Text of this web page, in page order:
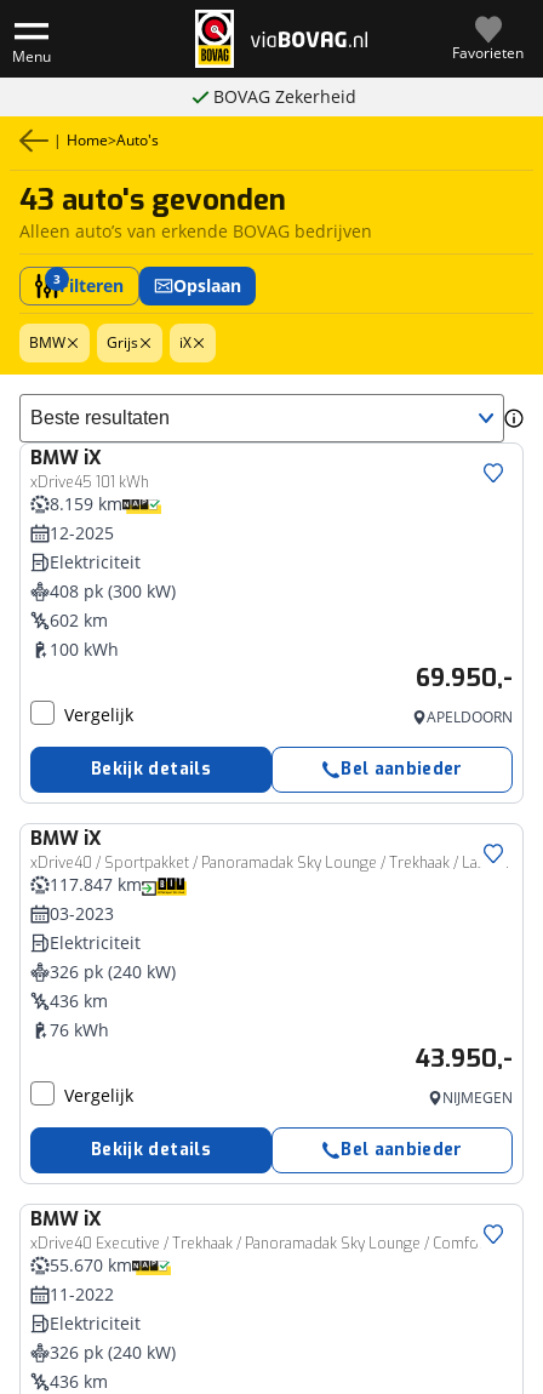
Menu Favorieten
BOVAG Zekerheid
| Home>Auto's
43 auto's gevonden
Alleen auto’s van erkende BOVAG bedrijven
3Filteren Opslaan
BMW Grijs iX
Sorteer resultaten
BMW iX
xDrive45 101 kWh
8.159 km
12-2025
Elektriciteit
408 pk (300 kW)
602 km
100 kWh
69.950,-
Vergelijk APELDOORN
Bekijk details Bel aanbieder
BMW iX
xDrive40 / Sportpakket / Panoramadak Sky Lounge / Trekhaak / Laserlight / Soft-Close / Parking Assistant Professional / Comfort Access
117.847 km
03-2023
Elektriciteit
326 pk (240 kW)
436 km
76 kWh
43.950,-
Vergelijk NIJMEGEN
Bekijk details Bel aanbieder
BMW iX
xDrive40 Executive / Trekhaak / Panoramadak Sky Lounge / Comfort Access / Stoelventilatie / Laserlight / Harman Kardon / Parking Assistant Plus
55.670 km
11-2022
Elektriciteit
326 pk (240 kW)
436 km